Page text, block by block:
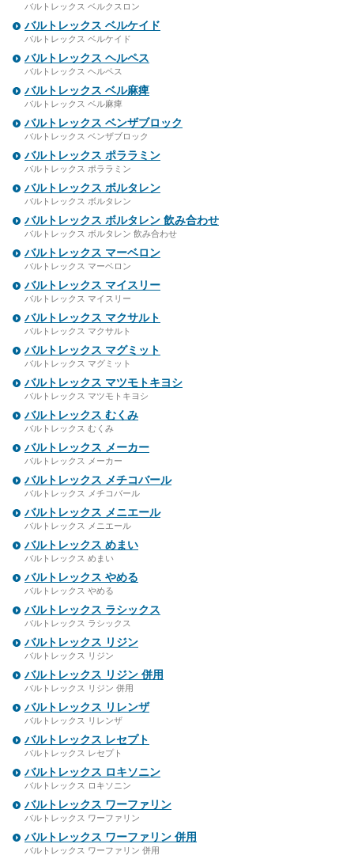
バルトレックス ベルクスロン
バルトレックス ベルケイド
バルトレックス ベルケイド
バルトレックス ヘルペス
バルトレックス ヘルペス
バルトレックス ベル麻痺
バルトレックス ベル麻痺
バルトレックス ベンザブロック
バルトレックス ベンザブロック
バルトレックス ポララミン
バルトレックス ポララミン
バルトレックス ボルタレン
バルトレックス ボルタレン
バルトレックス ボルタレン 飲み合わせ
バルトレックス ボルタレン 飲み合わせ
バルトレックス マーベロン
バルトレックス マーベロン
バルトレックス マイスリー
バルトレックス マイスリー
バルトレックス マクサルト
バルトレックス マクサルト
バルトレックス マグミット
バルトレックス マグミット
バルトレックス マツモトキヨシ
バルトレックス マツモトキヨシ
バルトレックス むくみ
バルトレックス むくみ
バルトレックス メーカー
バルトレックス メーカー
バルトレックス メチコバール
バルトレックス メチコバール
バルトレックス メニエール
バルトレックス メニエール
バルトレックス めまい
バルトレックス めまい
バルトレックス やめる
バルトレックス やめる
バルトレックス ラシックス
バルトレックス ラシックス
バルトレックス リジン
バルトレックス リジン
バルトレックス リジン 併用
バルトレックス リジン 併用
バルトレックス リレンザ
バルトレックス リレンザ
バルトレックス レセプト
バルトレックス レセプト
バルトレックス ロキソニン
バルトレックス ロキソニン
バルトレックス ワーファリン
バルトレックス ワーファリン
バルトレックス ワーファリン 併用
バルトレックス ワーファリン 併用